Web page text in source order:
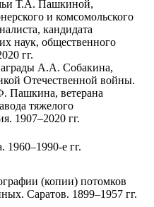
Т.А. Пашкиной,
и комсомольского
кандидата
наук, общественного
гг.
А.А. Собакина,
Отечественной войны.
Пашкина, ветерана
тяжелого
1907–2020 гг.
е гг.
(копии) потомков
Саратов. 1899–1957 гг.